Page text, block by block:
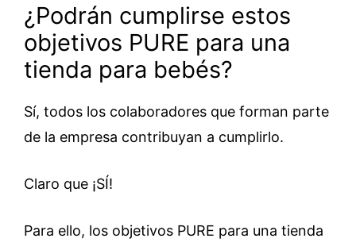
¿Podrán cumplirse estos
objetivos PURE para una
tienda para bebés?
Sí, todos los colaboradores que forman parte
de la empresa contribuyan a cumplirlo.
Claro que ¡SÍ!
Para ello, los objetivos PURE para una tienda